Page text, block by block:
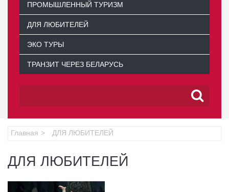
ПРОМЫШЛЕННЫЙ ТУРИЗМ
ДЛЯ ЛЮБИТЕЛЕЙ
ЭКО ТУРЫ
ТРАНЗИТ ЧЕРЕЗ БЕЛАРУСЬ
Главная ДЛЯ ЛЮБИТЕЛЕЙ
ДЛЯ ЛЮБИТЕЛЕЙ